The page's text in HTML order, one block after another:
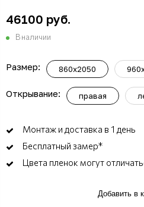
46100 руб.
В наличии
Размер: 860х2050
Открывание: правая
Монтаж и доставка в 1 день
Бесплатный замер*
Цвета пленок могут
Добавить в